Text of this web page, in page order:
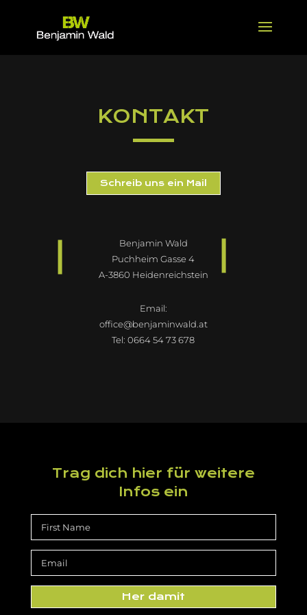
KONTAKT
Schreib uns ein Mail
Benjamin Wald
Puchheim Gasse 4
A-3860 Heidenreichstein
Email:
office@benjaminwald.at
Tel: 0664 54 73 678
Trag dich hier für weitere
Infos ein
Her damit